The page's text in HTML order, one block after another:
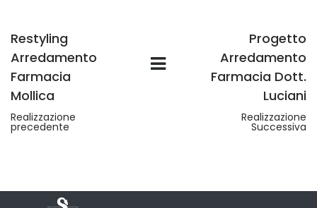
Restyling
Arredamento
Farmacia
Mollica
Realizzazione
precedente
Progetto
Arredamento
Farmacia Dott.
Luciani
Realizzazione
Successiva